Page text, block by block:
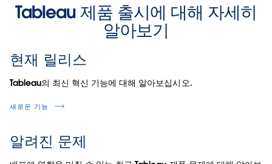
Tableau 제품 출시에 대해 자세히
알아보기
현재 릴리스
Tableau의 최신 혁신 기능에 대해 알아보십시오.
새로운 기능
알려진 문제